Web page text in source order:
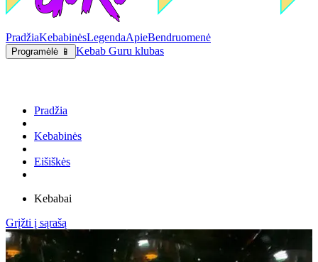
PradžiaKebabinėsLegendaApieBendruomenė
Programėlė 📱 Kebab Guru klubas
Pradžia
Kebabinės
Eišiškės
Kebabai
Grįžti į sąrašą